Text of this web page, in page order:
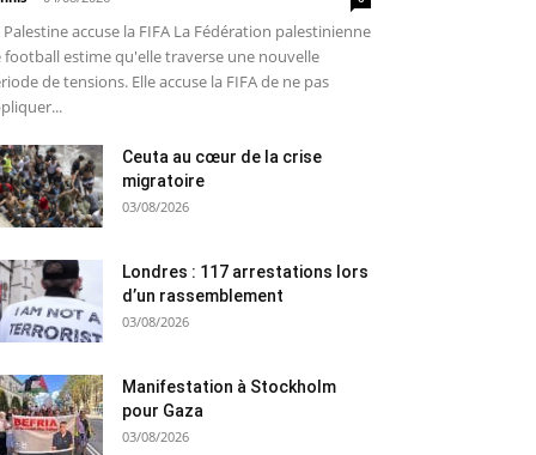
Palestine accuse la FIFA La Fédération palestinienne
football estime qu'elle traverse une nouvelle
de tensions. Elle accuse la FIFA de ne pas
Ceuta au cœur de la crise
migratoire
03/08/2026
Londres : 117 arrestations lors
d’un rassemblement
03/08/2026
Manifestation à Stockholm
pour Gaza
03/08/2026